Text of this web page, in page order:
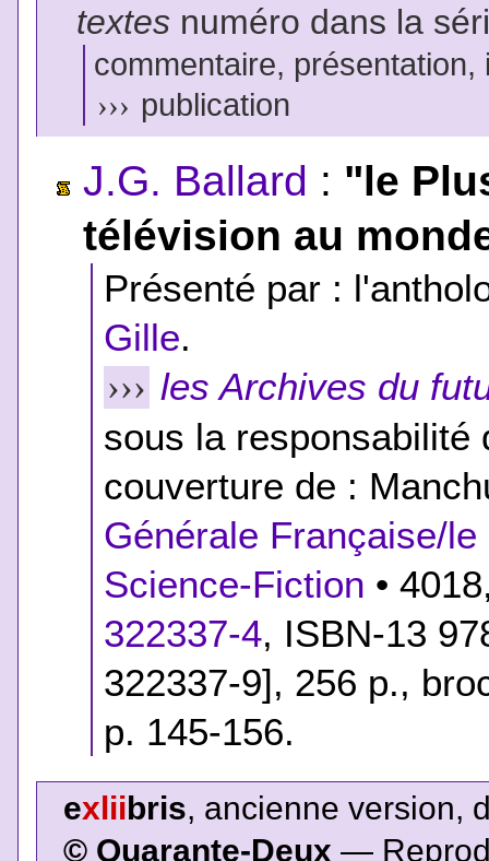
textesnuméro dans la
commentaire,
››› publication
J.G. Ballard : "le
télévision au
Présenté par :
Gille.
››› les Archives du
sous la responsabilité
couverture de :
Générale Française/
Science-Fiction •
322337-4, ISBN-13
322337-9], 256 p.,
p. 145-156.
exliibris, ancienne version,
© Quarante-Deux —